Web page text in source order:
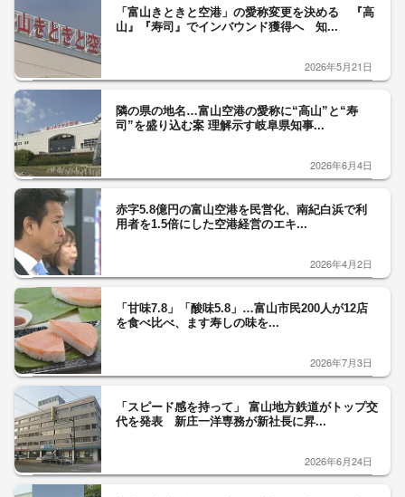
「富山きときと空港」の愛称変更を決める 『高
山』『寿司』でインバウンド獲得へ 知...
2026年5月21日
隣の県の地名…富山空港の愛称に“高山”と“寿
司”を盛り込む案 理解示す岐阜県知事...
2026年6月4日
赤字5.8億円の富山空港を民営化、南紀白浜で利
用者を1.5倍にした空港経営のエキ...
2026年4月2日
「甘味7.8」「酸味5.8」…富山市民200人が12店
を食べ比べ、ます寿しの味を...
2026年7月3日
「スピード感を持って」 富山地方鉄道がトップ交
代を発表 新庄一洋専務が新社長に昇...
2026年6月24日